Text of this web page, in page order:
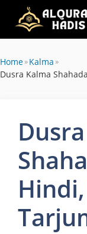
content
Home»Kalma »
Dusra Kalma